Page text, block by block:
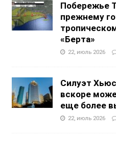
Побережье
прежнему
«Берта»
22, июль 2026
Силуэт
вскоре
еще более
22, июль 2026